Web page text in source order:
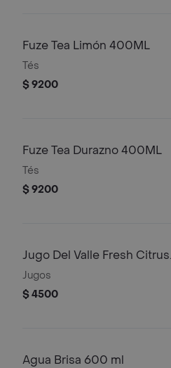
Fuze Tea Limón 400ML
Tés
$ 9200
Fuze Tea Durazno 400ML
Tés
$ 9200
Jugo Del Valle Fresh Citrus
400Ml
Jugos
$ 4500
Agua Brisa 600 ml